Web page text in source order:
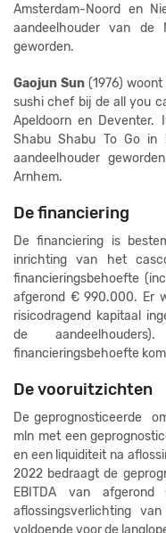
Amsterdam-Noord en
aandeelhouder van de
geworden.
Gaojun Sun (1976)
sushi chef bij de all you
Apeldoorn en
Shabu Shabu To Go
aandeelhouder
Arnhem.
De financiering
De financiering is
inrichting van het
financieringsbehoefte
afgerond € 990.000. Er
risicodragend kapitaal
de
financieringsbehoefte
De vooruitzichten
De geprognosticeerde
mln met een
en een liquiditeit na
2022 bedraagt de
EBITDA van
aflossingsverlichting